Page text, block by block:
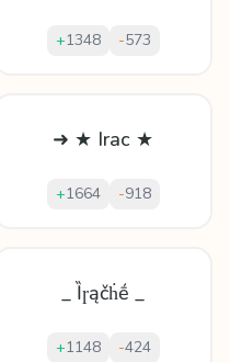
+1348 -573
➜ ★ Irac ★
+1664 -918
_ Ȉɼąčḣḗ _
+1148 -424